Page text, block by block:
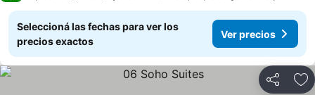
Seleccioná las fechas para ver los
precios exactos
Ver precios
Compartir